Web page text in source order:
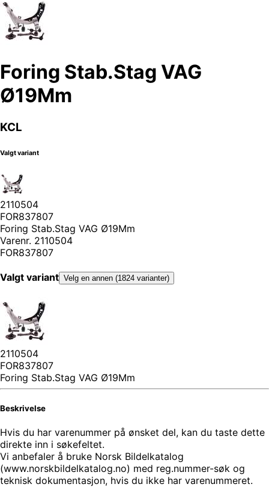
Foring Stab.Stag VAG
Ø19Mm
KCL
Valgt variant
2110504
FOR837807
Foring Stab.Stag VAG Ø19Mm
Varenr. 2110504
FOR837807
Valgt variant Velg en annen (1824 varianter)
2110504
FOR837807
Foring Stab.Stag VAG Ø19Mm
Beskrivelse
Hvis du har varenummer på ønsket del, kan du taste dette
direkte inn i søkefeltet.
Vi anbefaler å bruke Norsk Bildelkatalog
(www.norskbildelkatalog.no) med reg.nummer-søk og
teknisk dokumentasjon, hvis du ikke har varenummeret.